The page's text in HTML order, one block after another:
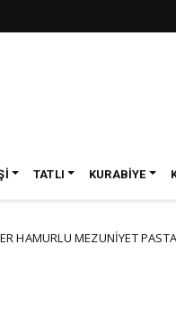
TATLI KURABİYE
MEZUNİYET PASTASI-DOKTOR